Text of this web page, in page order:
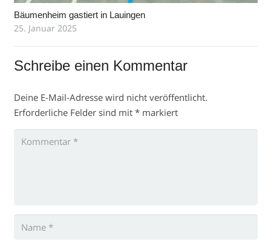
Bäumenheim gastiert in Lauingen
25. Januar 2025
Schreibe einen Kommentar
Deine E-Mail-Adresse wird nicht veröffentlicht.
Erforderliche Felder sind mit *markiert